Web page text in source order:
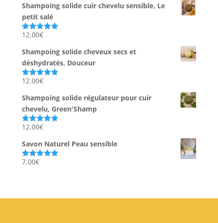
Shampoing solide cuir chevelu sensible, Le
petit salé
Note5.00
12.00€
Shampoing solide cheveux secs et
déshydratés, Douceur
Note5.00
12.00€
Shampoing solide régulateur pour cuir
chevelu, Green'Shamp
Note5.00
12.00€
Savon Naturel Peau sensible
Note5.00
7.00€